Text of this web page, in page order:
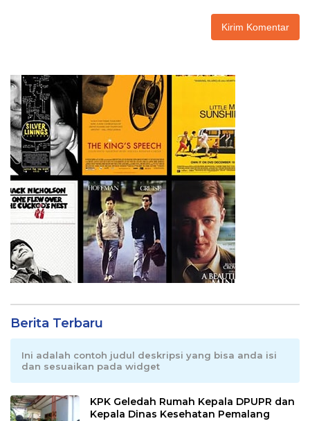
Berita Terbaru
Ini adalah contoh judul deskripsi yang bisa anda isi
dan sesuaikan pada widget
KPK Geledah Rumah Kepala DPUPR dan
Kepala Dinas Kesehatan Pemalang